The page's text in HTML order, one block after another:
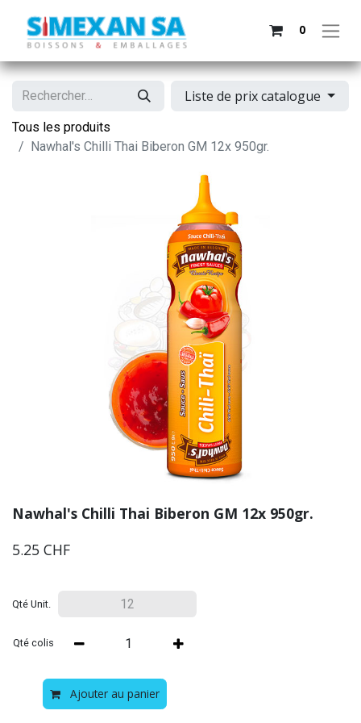
0
Liste de prix catalogue
Tous les produits
Nawhal's Chilli Thai Biberon GM 12x 950gr.
Nawhal's Chilli Thai Biberon GM 12x 950gr.
5.25 CHF
Qté Unit.
Qté colis
Ajouter au panier